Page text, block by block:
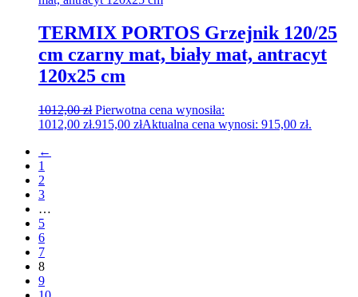
TERMIX PORTOS Grzejnik 120/25
cm czarny mat, biały mat, antracyt
120x25 cm
1012,00zł Pierwotna cena wynosiła:
1012,00 zł.915,00 złAktualna cena wynosi: 915,00 zł.
←
1
2
3
…
5
6
7
8
9